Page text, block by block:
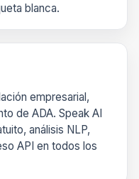
blanca.
empresarial,
de ADA. Speak AI
análisis NLP,
API en todos los